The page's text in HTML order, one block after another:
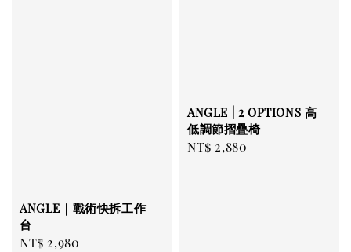
ANGLE｜戰術快拆工作
台
Regular
NT$ 2,980
ANGLE | 2 OPTIONS 高
低調節摺疊椅
Regular
NT$ 2,880